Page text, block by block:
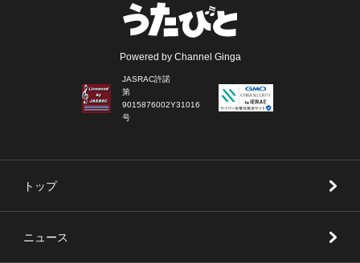
Powered by Channel Ginga
JASRAC許諾
第
9015876002Y31016
号
トップ
ニュース